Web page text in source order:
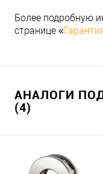
Более подробную
странице «
АНАЛОГИ
(4)